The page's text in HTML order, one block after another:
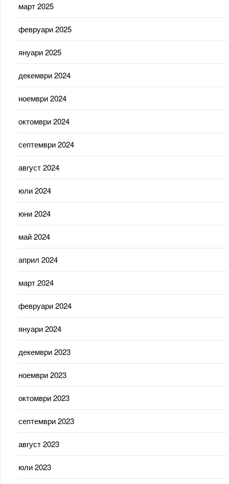
март 2025
февруари 2025
януари 2025
декември 2024
ноември 2024
октомври 2024
септември 2024
август 2024
юли 2024
юни 2024
май 2024
април 2024
март 2024
февруари 2024
януари 2024
декември 2023
ноември 2023
октомври 2023
септември 2023
август 2023
юли 2023